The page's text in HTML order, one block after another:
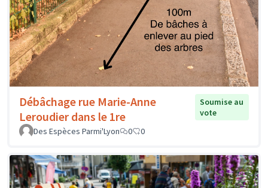
Débâchage rue Marie-Anne
Leroudier dans le 1re
Soumise au
vote
Des Espèces Parmi'Lyon
0 0